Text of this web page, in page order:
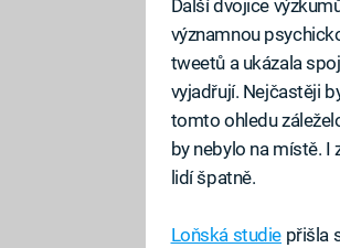
Další dvojice
významnou
tweetů a ukázala
vyjadřují. Nejčastěji
tomto ohledu
by nebylo na místě.
lidí špatně.
Loňská studie přišla